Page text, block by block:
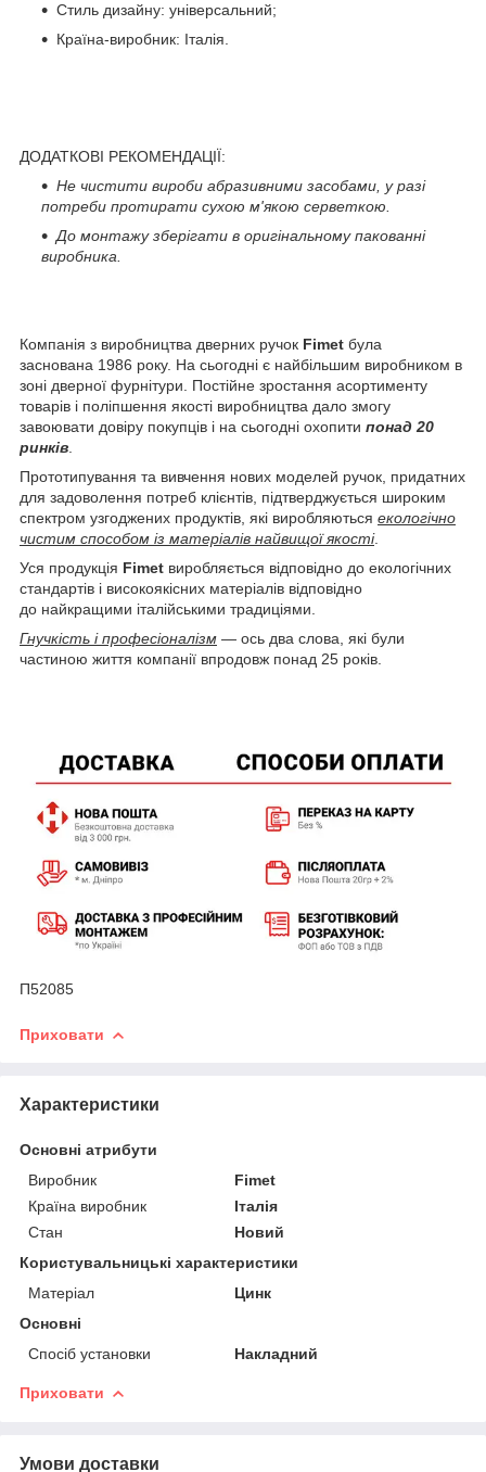
Стиль дизайну: універсальний;
Країна-виробник: Італія.
ДОДАТКОВІ РЕКОМЕНДАЦІЇ:
Не чистити вироби абразивними засобами, у разі
потреби протирати сухою м'якою серветкою.
До монтажу зберігати в оригінальному пакованні
виробника.
Компанія з виробництва дверних ручок Fimet була
заснована 1986 року. На сьогодні є найбільшим виробником в
зоні дверної фурнітури. Постійне зростання асортименту
товарів і поліпшення якості виробництва дало змогу
завоювати довіру покупців і на сьогодні охопити понад 20
ринків.
Прототипування та вивчення нових моделей ручок, придатних
для задоволення потреб клієнтів, підтверджується широким
спектром узгоджених продуктів, які виробляються екологічно
чистим способом із матеріалів найвищої якості.
Уся продукція Fimet виробляється відповідно до екологічних
стандартів і високоякісних матеріалів відповідно
до найкращими італійськими традиціями.
Гнучкість і професіоналізм — ось два слова, які були
частиною життя компанії впродовж понад 25 років.
П52085
Приховати
Характеристики
Основні атрибути
Виробник
Fimet
Країна виробник
Італія
Стан
Новий
Користувальницькі характеристики
Матеріал
Цинк
Основні
Спосіб установки
Накладний
Приховати
Умови доставки